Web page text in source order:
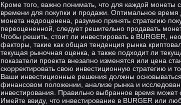
Кроме того, важно понимать, что для каждой монеты
времени для покупки и продажи. Оптимальное время
монета недооценена, разумно принять стратегию
переоцененной, следует решительно продавать
Чтобы решить, стоит ли инвестировать в BURGER,
факторы, такие как общая тенденция рынка
текущая рыночная оценка, а также подходит ли
показатели проекта внезапно изменятся или цена
скорректировать свою инвестиционную стратегию и
Ваши инвестиционные решения должны основываться
финансовом положении, анализе рынка и
инвестирования. Правильно выбранное время может
Имейте ввиду, что инвестирование в BURGER или